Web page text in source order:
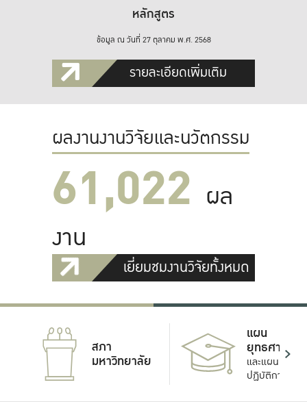
หลักสูตร
ข้อมูล ณ วันที่ 27 ตุลาคม พ.ศ. 2568
รายละเอียดเพิ่มเติม
ผลงานงานวิจัยและนวัตกรรม
61,022 ผล
งาน
เยี่ยมชมงานวิจัยทั้งหมด
สภา
มหาวิทยาลัย
แผน
ยุทธศาสตร์
และแผน
ปฏิบัติการ